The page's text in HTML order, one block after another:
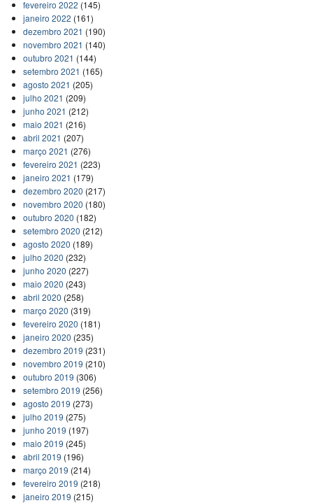
fevereiro 2022 (145)
janeiro 2022 (161)
dezembro 2021 (190)
novembro 2021 (140)
outubro 2021 (144)
setembro 2021 (165)
agosto 2021 (205)
julho 2021 (209)
junho 2021 (212)
maio 2021 (216)
abril 2021 (207)
março 2021 (276)
fevereiro 2021 (223)
janeiro 2021 (179)
dezembro 2020 (217)
novembro 2020 (180)
outubro 2020 (182)
setembro 2020 (212)
agosto 2020 (189)
julho 2020 (232)
junho 2020 (227)
maio 2020 (243)
abril 2020 (258)
março 2020 (319)
fevereiro 2020 (181)
janeiro 2020 (235)
dezembro 2019 (231)
novembro 2019 (210)
outubro 2019 (306)
setembro 2019 (256)
agosto 2019 (273)
julho 2019 (275)
junho 2019 (197)
maio 2019 (245)
abril 2019 (196)
março 2019 (214)
fevereiro 2019 (218)
janeiro 2019 (215)